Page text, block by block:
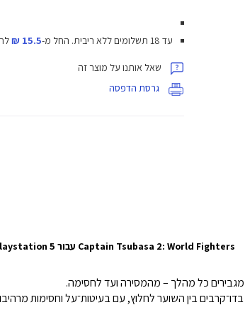
עד 18 תשלומים ללא ריבית. החל מ-15.5 ₪
שאל אותנו על מוצר זה
גרסת הדפסה
Captain Tsubasa 2: World Fighters עבור Playstation 5
כל מהלך – מהמסירה ועד לחסימה.
בין השוער לחלוץ, עם בעיטות־על וחסימות